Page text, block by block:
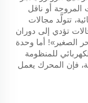
المروحة أو ناقل
تتولَّد مجالات
تؤدي إلى دوران
الصغير»! أما وحدة
للمنظومة
فإن المحرك يعمل